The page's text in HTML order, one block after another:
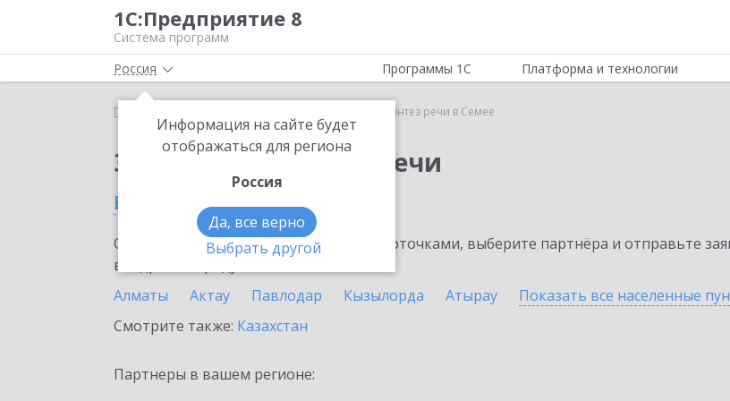
1С:Предприятие 8
Система программ
Россия
Информация на сайте будет
отображаться для региона
Россия
Да, все верно
Выбрать другой
Программы 1С Платформа и технологии
Главная 1С:Синтез речи в Семее
Заказать 1С:Синтез речи
в Семее
Ознакомьтесь с информационными карточками, выберите партнёра и отправьте
внедрение продукта.
Алматы
Актау Павлодар Кызылорда Атырау Показать все населенные
Смотрите также: Казахстан
Партнеры в вашем регионе: